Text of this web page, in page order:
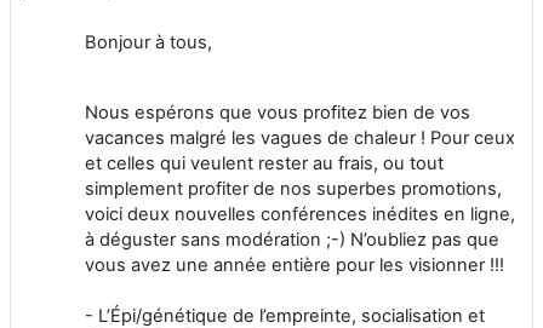
Bonjour à tous,
Nous espérons que vous profitez bien de vos
vacances malgré les vagues de chaleur ! Pour ceux
et celles qui veulent rester au frais, ou tout
simplement profiter de nos superbes promotions,
voici deux nouvelles conférences inédites en ligne,
à déguster sans modération ;-) N’oubliez pas que
vous avez une année entière pour les visionner !!!
- L’Épi/génétique de l’empreinte, socialisation et